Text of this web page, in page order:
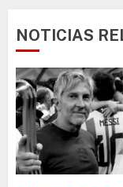
NOTICIAS